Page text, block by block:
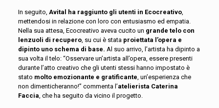
In seguito, Avital ha raggiunto gli utenti in Ecocreativo,
mettendosi in relazione con loro con entusiasmo ed empatia.
Nella sua attesa, Ecocreativo aveva cucito un grande telo con
lenzuoli di recupero, su cui è stata proiettata l’opera e
dipinto uno schema di base. Al suo arrivo, l’artista ha dipinto a
sua volta il telo: “Osservare un’artista all’opera, essere presenti
durante l’atto creativo che gli utenti stessi hanno impostato è
stato molto emozionante e gratificante, un’esperienza che
non dimenticheranno!” commenta l’atelierista Caterina
Faccia, che ha seguito da vicino il progetto.